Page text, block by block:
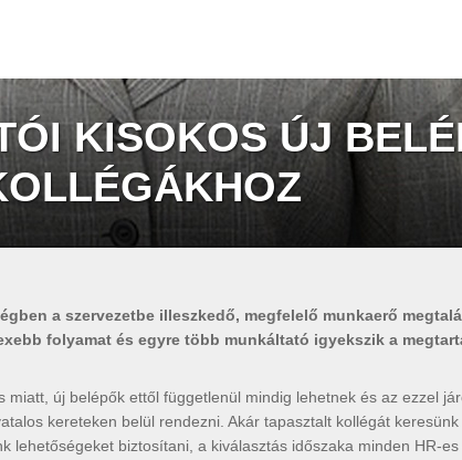
KISOKOS ÚJ
a szervezetbe illeszkedő, megfelelő munkaerő
folyamat és egyre több munkáltató igyekszik a
miatt, új belépők ettől függetlenül mindig lehetnek és az ezzel
kereteken belül rendezni. Akár tapasztalt kollégát
lehetőségeket biztosítani, a kiválasztás időszaka minden HR-